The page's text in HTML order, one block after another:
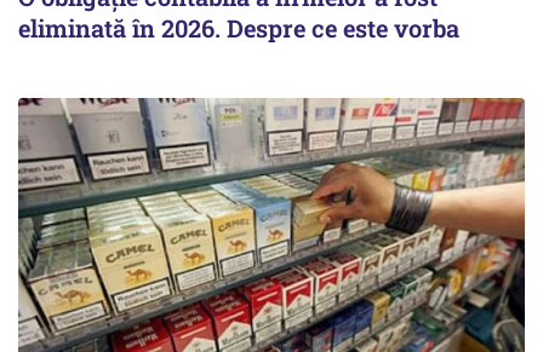
eliminată în 2026. Despre ce este vorba